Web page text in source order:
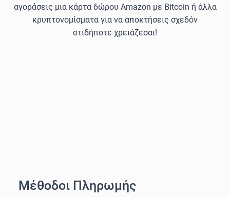
αγοράσεις μια κάρτα δώρου Amazon με Bitcoin ή άλλα
κρυπτονομίσματα για να αποκτήσεις σχεδόν
οτιδήποτε χρειάζεσαι!
Μέθοδοι Πληρωμής